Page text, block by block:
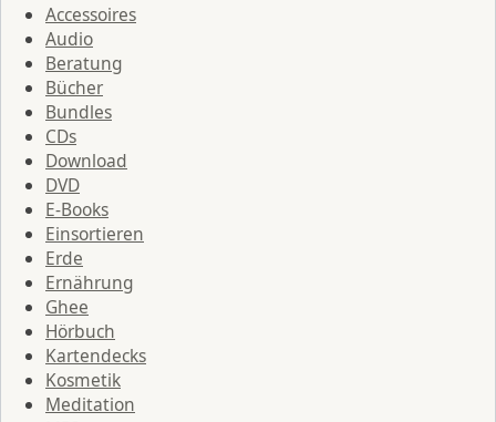
Accessoires
Audio
Beratung
Bücher
Bundles
CDs
Download
DVD
E-Books
Einsortieren
Erde
Ernährung
Ghee
Hörbuch
Kartendecks
Kosmetik
Meditation